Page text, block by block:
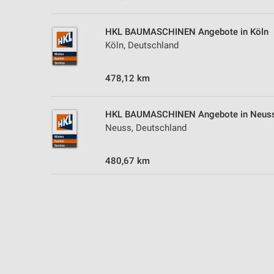
HKL BAUMASCHINEN Angebote in Köln
Köln, Deutschland
478,12 km
HKL BAUMASCHINEN Angebote in
Neuss, Deutschland
480,67 km
Analyse von Zielgruppen durch Statistiken oder Kombinationen
Entwicklung und Verbesserung der Angebote
IAB-Besonderheiten:
Verwendung genauer Standortdaten
Geräte anhand von aktiv angeforderten Informationen